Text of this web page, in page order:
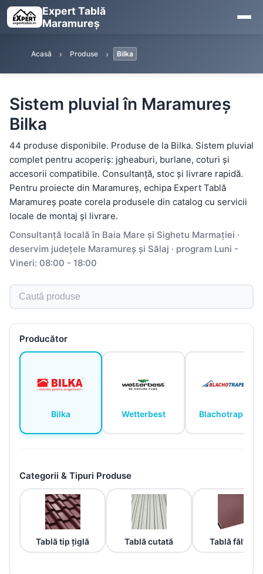
Expert Tablă
Maramureș
Acasă Produse Bilka
Sistem pluvial în Maramureș
Bilka
44 produse disponibile. Produse de la Bilka. Sistem pluvial
complet pentru acoperiș: jgheaburi, burlane, coturi și
accesorii compatibile. Consultanță, stoc și livrare rapidă.
Pentru proiecte din Maramureș, echipa Expert Tablă
Maramureș poate corela produsele din catalog cu servicii
locale de montaj și livrare.
Consultanță locală în Baia Mare și Sighetu Marmației ·
deservim județele Maramureș și Sălaj · program Luni -
Vineri: 08:00 - 18:00
Caută produse
Producător
Bilka Wetterbest Blachotrapez
Categorii & Tipuri Produse
Tablă tip țiglă Tablă cutată Tablă fălțuită